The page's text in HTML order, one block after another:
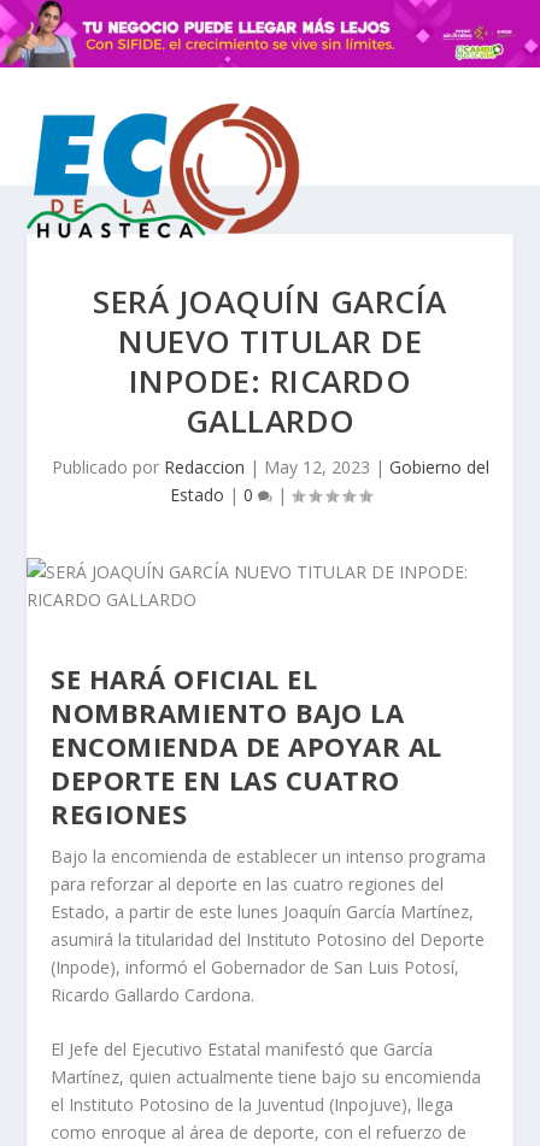
SERÁ JOAQUÍN GARCÍA
NUEVO TITULAR DE
INPODE: RICARDO
GALLARDO
Publicado por Redaccion | May 12, 2023 | Gobierno del
Estado | 0 |
SE HARÁ OFICIAL EL
NOMBRAMIENTO BAJO LA
ENCOMIENDA DE APOYAR AL
DEPORTE EN LAS CUATRO
REGIONES
Bajo la encomienda de establecer un intenso programa
para reforzar al deporte en las cuatro regiones del
Estado, a partir de este lunes Joaquín García Martínez,
asumirá la titularidad del Instituto Potosino del Deporte
(Inpode), informó el Gobernador de San Luis Potosí,
Ricardo Gallardo Cardona.
El Jefe del Ejecutivo Estatal manifestó que García
Martínez, quien actualmente tiene bajo su encomienda
el Instituto Potosino de la Juventud (Inpojuve), llega
como enroque al área de deporte, con el refuerzo de